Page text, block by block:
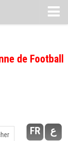
de Football
FR ع